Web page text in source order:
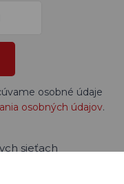
osobné údaje
osobných údajov.
sieťach